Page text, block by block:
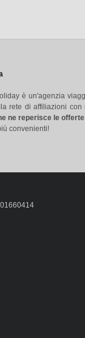
è un'agenzia
rete di affiliazioni
ne reperisce le
convenienti!